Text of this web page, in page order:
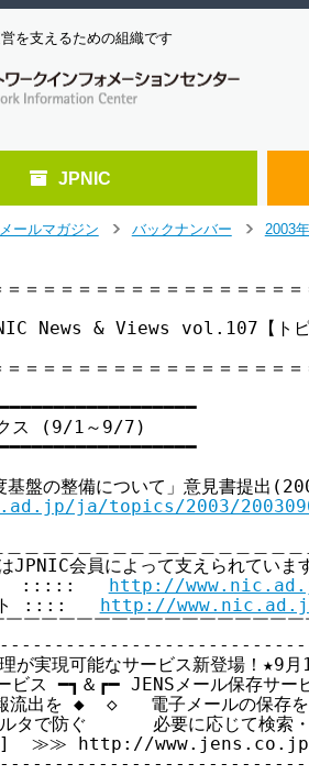
を支えるための組織です
JPNIC
メールマガジン
バックナンバー
2003年
＝＝＝＝＝＝＝＝＝＝＝＝＝＝＝＝
News & Views vol.107【トピ
＝＝＝＝＝＝＝＝＝＝＝＝＝＝＝＝
クス (9/1～9/7)
基盤の整備について」意見書提出
ja/topics/2003/
JPNIC会員によって支えられてい
:::::
http://
ト ::::
http://
￣￣￣￣￣￣￣￣￣￣￣￣￣￣￣
が実現可能なサービス新登場！★9月
ビス ━┓＆┏━ JENSメール保存サー
流出を ◆  ◇   電子メールの保存
ルタで防ぐ      必要に応じて検索
≫≫ http://www.jens.co.jp/